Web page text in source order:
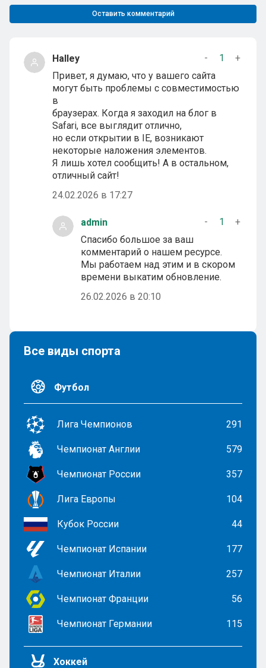
Оставить комментарий
Halley - 1
+
Привет, я думаю, что у вашего сайта
могут быть проблемы с совместимостью
в
браузерах. Когда я заходил на блог в
Safari, все выглядит отлично,
но если открытии в IE, возникают
некоторые наложения элементов.
Я лишь хотел сообщить! А в остальном,
отличный сайт!
24.02.2026 в 17:27
admin - 1
+
Спасибо большое за ваш
комментарий о нашем ресурсе.
Мы работаем над этим и в скором
времени выкатим обновление.
26.02.2026 в 20:10
Все виды спорта
Футбол
Лига Чемпионов 291
Чемпионат Англии 579
Чемпионат России 357
Лига Европы 104
Кубок России 44
Чемпионат Испании 177
Чемпионат Италии 257
Чемпионат Франции 56
Чемпионат Германии 115
Хоккей